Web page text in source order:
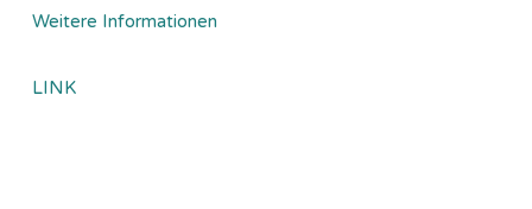
Weitere Informationen
LINK